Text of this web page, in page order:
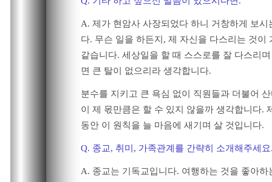
A. 제가 현암사 사장되었다 하니 거창하게 보시
다. 무슨 일을 하든지, 제 자신을 다스리는 것이
같습니다. 세상일을 할 때 스스로를 잘 다스리
면 큰 탈이 없으리라 생각합니다.
분수를 지키고 큰 욕심 없이 직원들과 더불어
이 제 몫만큼은 할 수 있지 않을까 생각합니다.
동안 이 원칙을 늘 마음에 새기며 살 것입니다.
Q. 종교, 취미, 가족관계를 간략히 소개해주세요
A. 종교는 기독교입니다. 여행하는 것을 좋아하